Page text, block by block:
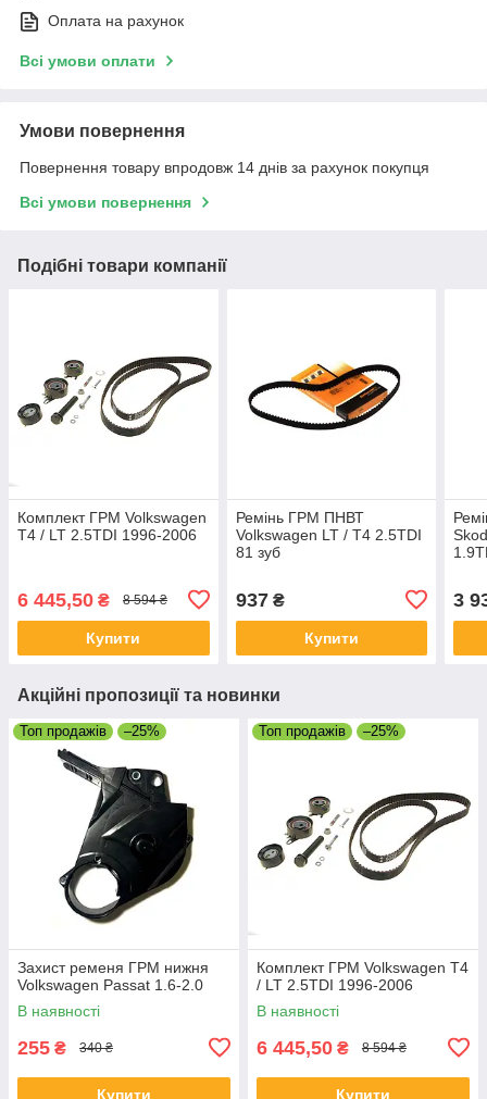
Оплата на рахунок
Всі умови оплати
Умови повернення
Повернення товару впродовж 14 днів за рахунок покупця
Всі умови повернення
Подібні товари компанії
Комплект ГРМ Volkswagen
T4 / LT 2.5TDI 1996-2006
6 445,50 ₴ 8 594 ₴
Купити
Ремінь ГРМ ПНВТ
Volkswagen LT / T4 2.5TDI
81 зуб
937₴
Купити
3
Акційні пропозиції та новинки
Топ продажів –25%
Захист ременя ГРМ нижня
Volkswagen Passat 1.6-2.0
В наявності
255 ₴ 340 ₴
Купити
Топ продажів –25%
Комплект ГРМ Volkswagen T4
/ LT 2.5TDI 1996-2006
В наявності
6 445,50 ₴ 8 594 ₴
Купити